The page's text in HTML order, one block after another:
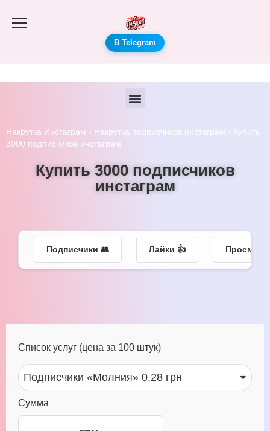
В Telegram
Накрутка Инстаграм - Накрутка подписчиков инстаграм - Купить
3000 подписчиков инстаграм
Купить 3000 подписчиков
инстаграм
Подписчики 👥 Лайки 👍
Список услуг (цена за 100 штук)
Сумма